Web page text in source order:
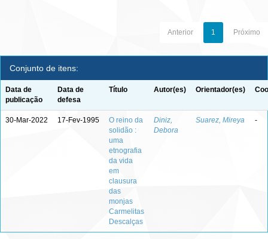
Anterior 1 Próximo
Conjunto de itens:
Data de
publicação
Data de
defesa
Título Autor(es) Orientador(es)
30-Mar-2022 17-Fev-1995
O reino da
solidão :
uma
etnografia
da vida
em
clausura
das
monjas
Carmelitas
Descalças
Diniz,
Debora
Suarez, Mireya -